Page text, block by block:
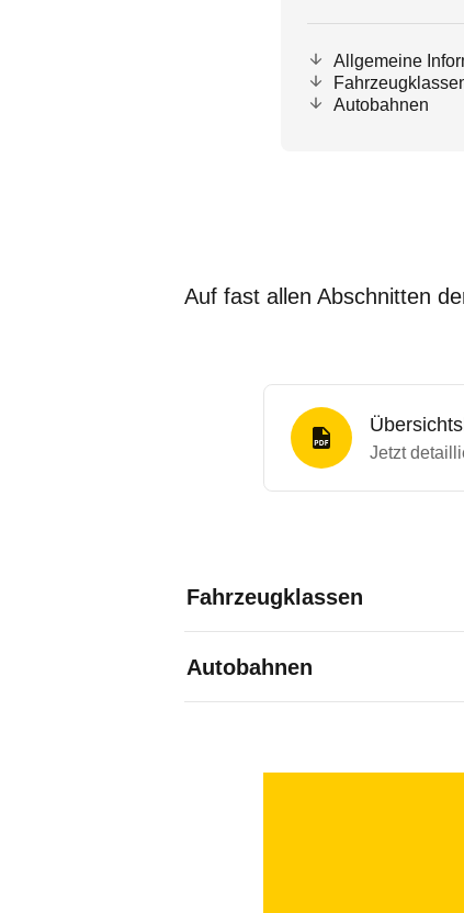
Allgemeine
Autobahnen
Auf fast allen Abschnitten
Jetzt
Fahrzeugklassen
Bestimmungen für Pkw:
Bestimmungen für
Autobahnen
Die Gebühren sind an den
und Kreditkarte (Maestro,
gebührenpflichtiger